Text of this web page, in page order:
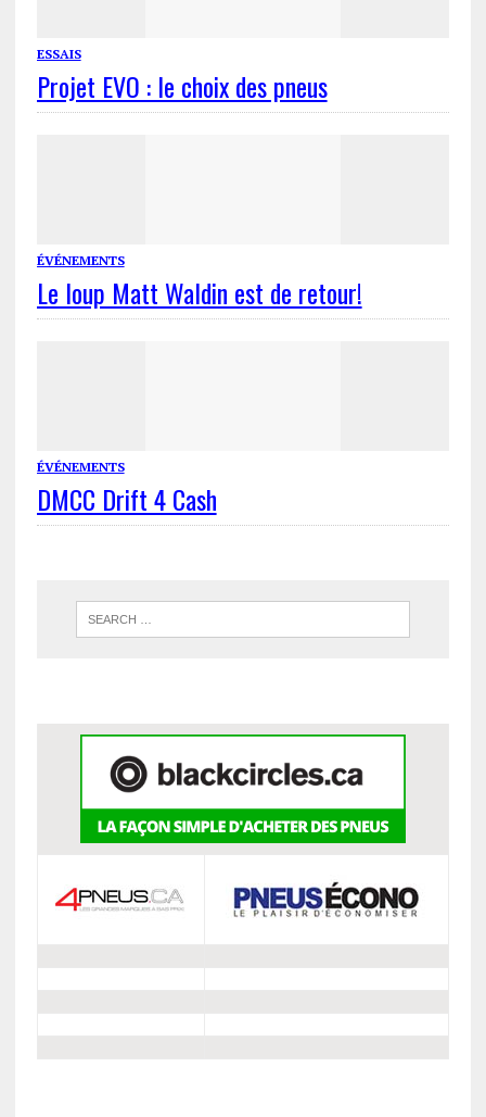
ESSAIS
Projet EVO : le choix des pneus
ÉVÉNEMENTS
Le loup Matt Waldin est de retour!
ÉVÉNEMENTS
DMCC Drift 4 Cash